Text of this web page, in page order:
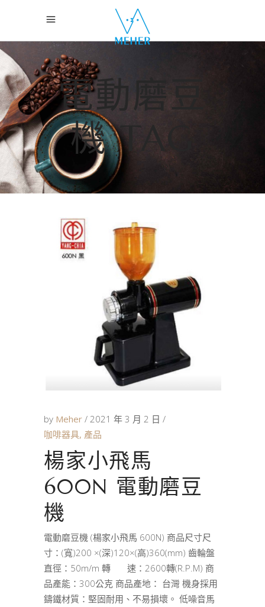
電動磨豆
機 TAG
by Meher
2021 年 3 月 2 日
咖啡器具, 產品
楊家小飛馬
600N 電動磨豆
機
電動磨豆機 (楊家小飛馬 600N) 商品尺寸尺
寸：(寬)200 ×(深)120×(高)360(mm) 齒輪盤
直徑：50m/m 轉 速：2600轉(R.P.M) 商
品產能：300公克 商品產地： 台灣 機身採用
鑄鐵材質：堅固耐用、不易損壞。 低噪音馬